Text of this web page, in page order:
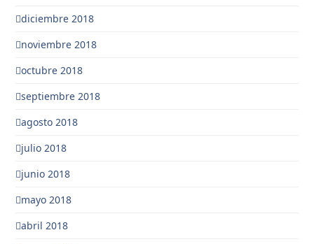
diciembre 2018
noviembre 2018
octubre 2018
septiembre 2018
agosto 2018
julio 2018
junio 2018
mayo 2018
abril 2018